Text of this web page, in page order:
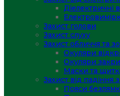
Діелектричні
Захист голови
Захист слуху
Захист обличчя та
Окуляри
Окуляри
Маски та
Захист від падіння
Пояси